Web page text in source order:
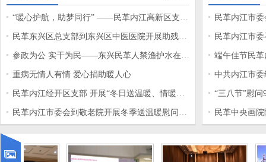
“暖心护航，助梦同行” ——民革内江高新区支部
开展爱心助考行动
民革东兴区总支部到东兴区中医医院开展助残日
暖心慰问活动
参政为公 实干为民——东兴民革人禁渔护水在行
动
重病无情人有情 爱心捐助暖人心
民革内江经开区支部 开展“冬日送温暖、情暖敬
老院”慰问活动
民革内江市委会到敬老院开展冬季送温暖慰问活
动
民革内江市
民革内江市
义教育座谈会
端午佳节民
中共内江市
老人
“三八节”慰
民革中央画
画艺术交流暨